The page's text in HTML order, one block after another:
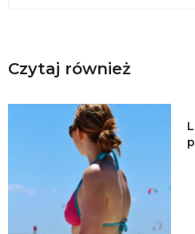
Czytaj również